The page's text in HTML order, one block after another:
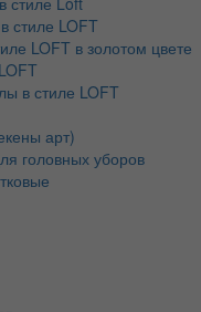
стиле LOFT
LOFT в золотом цвете
в стиле LOFT
арт)
головных уборов